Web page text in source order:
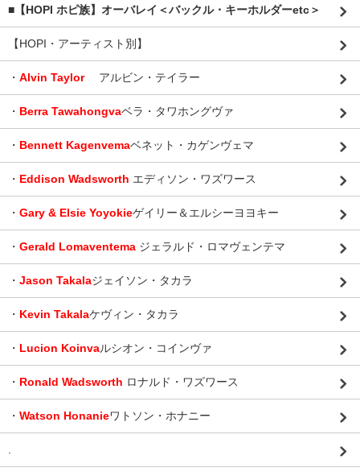
■【HOPI ホピ族】オーバレイ＜バックル・キーホルダーetc＞
【HOPI・アーティスト別】
・ Alvin Taylor アルビン・テイラー
・ Berra Tawahongvaベラ・タワホングヴァ
・ Bennett Kagenvemaベネット・カゲンヴェマ
・ Eddison Wadsworth エディソン・ワズワース
・ Gary & Elsie Yoyokieゲイリー＆エルシーヨヨキー
・ Gerald Lomaventema ジェラルド・ロマヴェンテマ
・ Jason Takalaジェイソン・タカラ
・ Kevin Takalaケヴィン・タカラ
・ Lucion Koinvaルシオン・コインヴァ
・ Ronald Wadsworth ロナルド・ワズワース
・ Watson Honanieワトソン・ホナニー
.